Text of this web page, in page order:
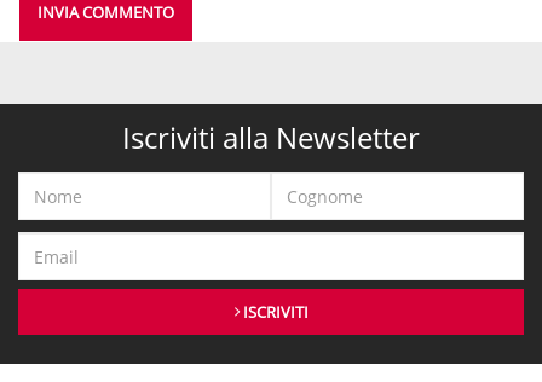
INVIA COMMENTO
Iscriviti alla Newsletter
ISCRIVITI